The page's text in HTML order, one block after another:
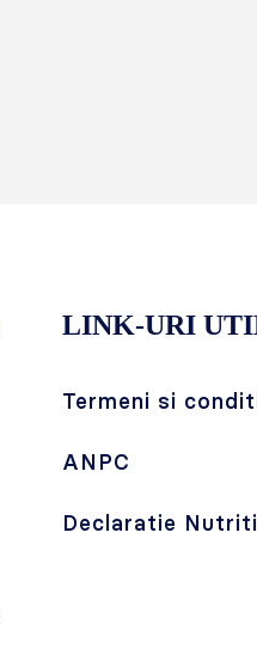
LINK-URI
Termeni si
ANPC
Declaratie